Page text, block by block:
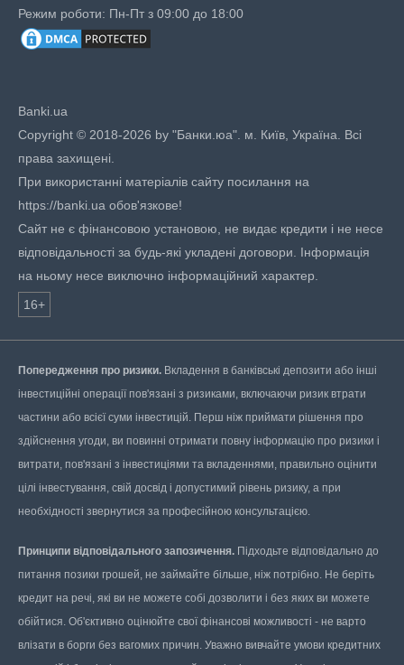
Режим роботи: Пн-Пт з 09:00 до 18:00
Banki.ua
Copyright © 2018-2026 by "Банки.юа". м. Київ, Україна. Всі
права захищені.
При використанні матеріалів сайту посилання на
https://banki.ua обов'язкове!
Сайт не є фінансовою установою, не видає кредити і не несе
відповідальності за будь-які укладені договори. Інформація
на ньому несе виключно інформаційний характер.
16+
Попередження про ризики. Вкладення в банківські депозити або інші
інвестиційні операції пов'язані з ризиками, включаючи ризик втрати
частини або всієї суми інвестицій. Перш ніж приймати рішення про
здійснення угоди, ви повинні отримати повну інформацію про ризики і
витрати, пов'язані з інвестиціями та вкладеннями, правильно оцінити
цілі інвестування, свій досвід і допустимий рівень ризику, а при
необхідності звернутися за професійною консультацією.
Принципи відповідального запозичення. Підходьте відповідально до
питання позики грошей, не займайте більше, ніж потрібно. Не беріть
кредит на речі, які ви не можете собі дозволити і без яких ви можете
обійтися. Об'єктивно оцінюйте свої фінансові можливості - не варто
влізати в борги без вагомих причин. Уважно вивчайте умови кредитних